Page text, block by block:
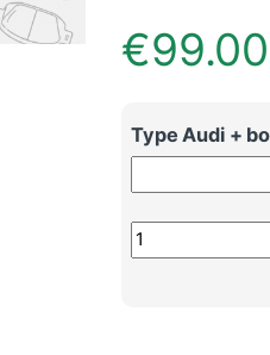
€99.00
Type Audi +
Audi Q3 inleg